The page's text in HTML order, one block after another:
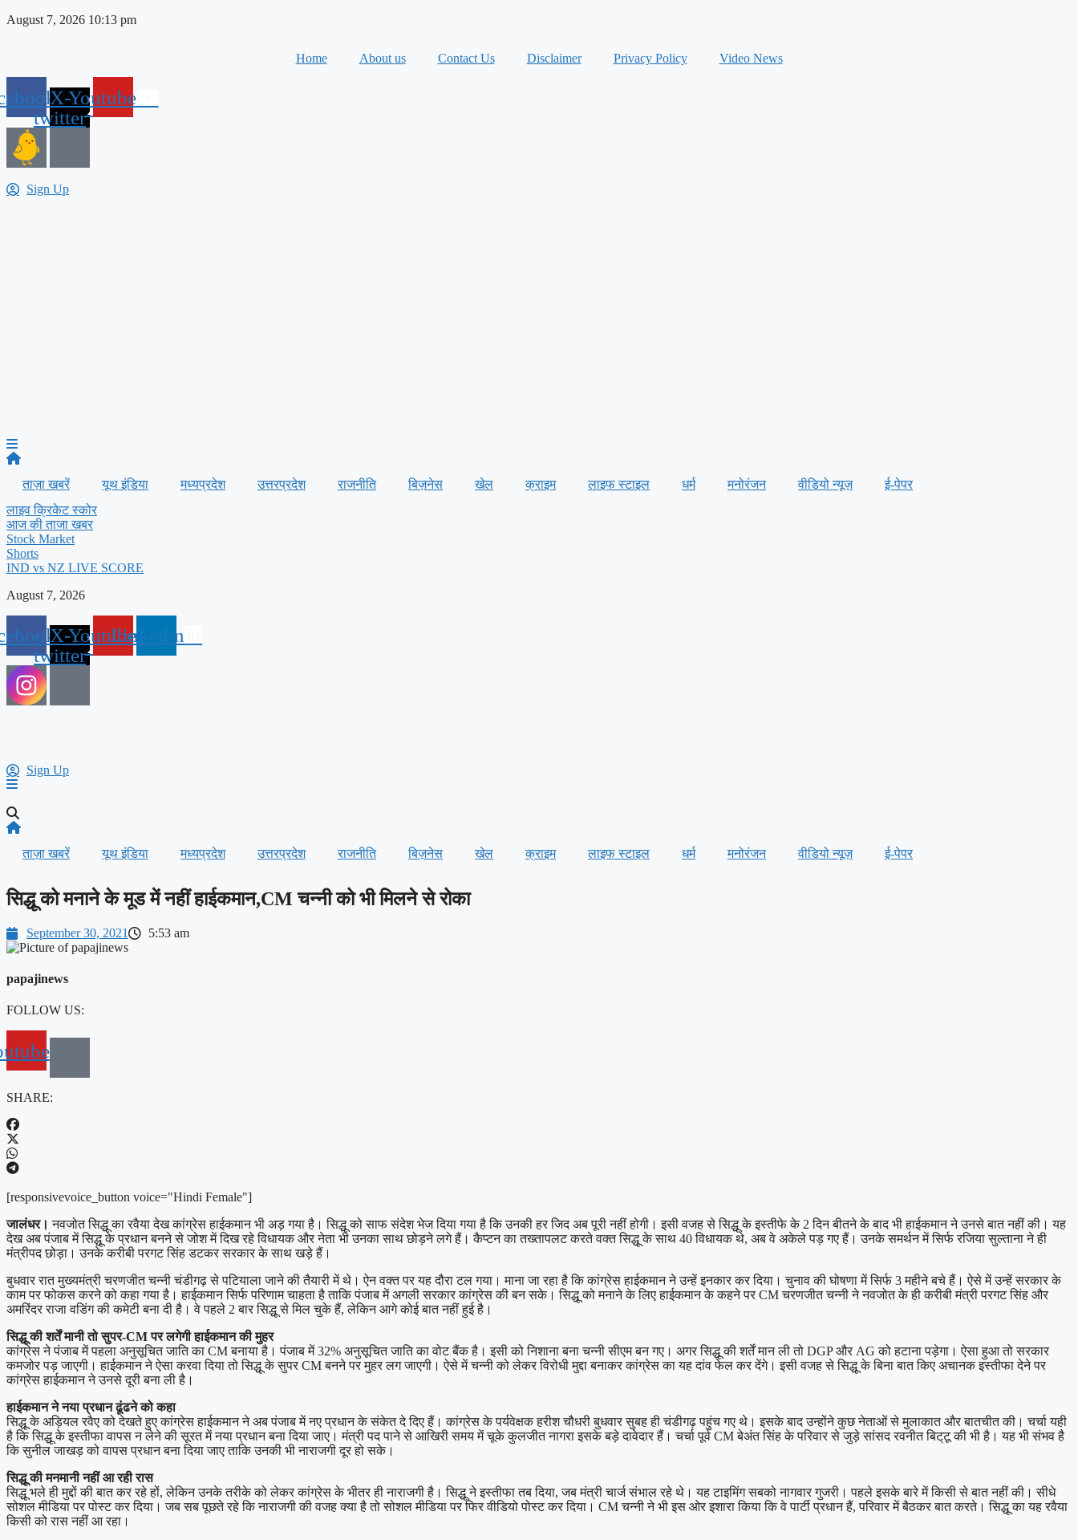
Skip
August 7, 2026 10:13 pm
Home About us Contact Us Disclaimer Privacy Policy Video News
X-
twitter
Youtube
Sign Up
ताज़ा खबरें यूथ इंडिया मध्यप्रदेश उत्तरप्रदेश राजनीति बिज़नेस खेल क्राइम लाइफ स्टाइल धर्म मनोरंजन वीडियो न्यूज़
ई-पेपर
लाइव क्रिकेट स्कोर
आज की ताजा खबर
Stock Market
Shorts
IND vs NZ LIVE SCORE
August 7, 2026
X-
twitter
YoutubeLinkedin
Sign Up
ताज़ा खबरें यूथ इंडिया मध्यप्रदेश उत्तरप्रदेश राजनीति बिज़नेस खेल क्राइम लाइफ स्टाइल धर्म मनोरंजन वीडियो न्यूज़ ई-पेपर
सिद्धू को मनाने के मूड में नहीं हाईकमान,CM चन्नी को भी मिलने से रोका
September 30, 2021 5:53 am
papajinews
FOLLOW US:
SHARE:
[responsivevoice_button voice="Hindi Female"]
जालंधर। नवजोत सिद्धू का रवैया देख कांग्रेस हाईकमान भी अड़ गया है। सिद्धू को साफ संदेश भेज दिया गया है कि उनकी हर जिद अब पूरी नहीं होगी। इसी वजह से सिद्धू के इस्तीफे के 2 दिन बीतने के बाद भी हाईकमान ने उनसे बात नहीं की। यह
देख अब पंजाब में सिद्धू के प्रधान बनने से जोश में दिख रहे विधायक और नेता भी उनका साथ छोड़ने लगे हैं। कैप्टन का तख्तापलट करते वक्त सिद्धू के साथ 40 विधायक थे, अब वे अकेले पड़ गए हैं। उनके समर्थन में सिर्फ रजिया सुल्ताना ने ही
मंत्रीपद छोड़ा। उनके करीबी परगट सिंह डटकर सरकार के साथ खड़े हैं।
बुधवार रात मुख्यमंत्री चरणजीत चन्नी चंडीगढ़ से पटियाला जाने की तैयारी में थे। ऐन वक्त पर यह दौरा टल गया। माना जा रहा है कि कांग्रेस हाईकमान ने उन्हें इनकार कर दिया। चुनाव की घोषणा में सिर्फ 3 महीने बचे हैं। ऐसे में उन्हें सरकार के
काम पर फोकस करने को कहा गया है। हाईकमान सिर्फ परिणाम चाहता है ताकि पंजाब में अगली सरकार कांग्रेस की बन सके। सिद्धू को मनाने के लिए हाईकमान के कहने पर CM चरणजीत चन्नी ने नवजोत के ही करीबी मंत्री परगट सिंह और
अमरिंदर राजा वडिंग की कमेटी बना दी है। वे पहले 2 बार सिद्धू से मिल चुके हैं, लेकिन आगे कोई बात नहीं हुई है।
सिद्धू की शर्तें मानी तो सुपर-CM पर लगेगी हाईकमान की मुहर
कांग्रेस ने पंजाब में पहला अनुसूचित जाति का CM बनाया है। पंजाब में 32% अनुसूचित जाति का वोट बैंक है। इसी को निशाना बना चन्नी सीएम बन गए। अगर सिद्धू की शर्तें मान ली तो DGP और AG को हटाना पड़ेगा। ऐसा हुआ तो सरकार
कमजोर पड़ जाएगी। हाईकमान ने ऐसा करवा दिया तो सिद्धू के सुपर CM बनने पर मुहर लग जाएगी। ऐसे में चन्नी को लेकर विरोधी मुद्दा बनाकर कांग्रेस का यह दांव फेल कर देंगे। इसी वजह से सिद्धू के बिना बात किए अचानक इस्तीफा देने पर
कांग्रेस हाईकमान ने उनसे दूरी बना ली है।
हाईकमान ने नया प्रधान ढूंढने को कहा
सिद्धू के अड़ियल रवैए को देखते हुए कांग्रेस हाईकमान ने अब पंजाब में नए प्रधान के संकेत दे दिए हैं। कांग्रेस के पर्यवेक्षक हरीश चौधरी बुधवार सुबह ही चंडीगढ़ पहुंच गए थे। इसके बाद उन्होंने कुछ नेताओं से मुलाकात और बातचीत की। चर्चा यही
है कि सिद्धू के इस्तीफा वापस न लेने की सूरत में नया प्रधान बना दिया जाए। मंत्री पद पाने से आखिरी समय में चूके कुलजीत नागरा इसके बड़े दावेदार हैं। चर्चा पूर्व CM बेअंत सिंह के परिवार से जुड़े सांसद रवनीत बिट्‌टू की भी है। यह भी संभव है
कि सुनील जाखड़ को वापस प्रधान बना दिया जाए ताकि उनकी भी नाराजगी दूर हो सके।
सिद्धू की मनमानी नहीं आ रही रास
सिद्धू भले ही मुद्दों की बात कर रहे हों, लेकिन उनके तरीके को लेकर कांग्रेस के भीतर ही नाराजगी है। सिद्धू ने इस्तीफा तब दिया, जब मंत्री चार्ज संभाल रहे थे। यह टाइमिंग सबको नागवार गुजरी। पहले इसके बारे में किसी से बात नहीं की। सीधे
सोशल मीडिया पर पोस्ट कर दिया। जब सब पूछते रहे कि नाराजगी की वजह क्या है तो सोशल मीडिया पर फिर वीडियो पोस्ट कर दिया। CM चन्नी ने भी इस ओर इशारा किया कि वे पार्टी प्रधान हैं, परिवार में बैठकर बात करते। सिद्धू का यह रवैया
किसी को रास नहीं आ रहा।